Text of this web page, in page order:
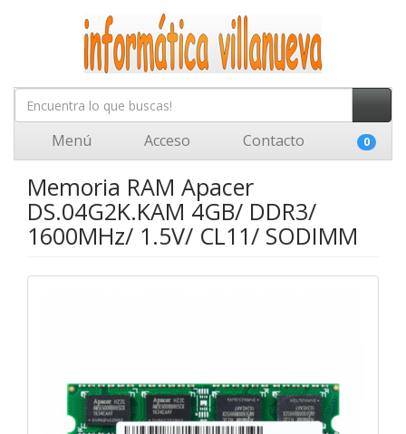
Menú Acceso Contacto 0
Memoria RAM Apacer
DS.04G2K.KAM 4GB/ DDR3/
1600MHz/ 1.5V/ CL11/ SODIMM